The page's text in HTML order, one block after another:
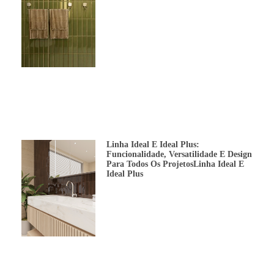
Linha Ideal E Ideal Plus:
Funcionalidade, Versatilidade E Design
Para Todos Os ProjetosLinha Ideal E
Ideal Plus